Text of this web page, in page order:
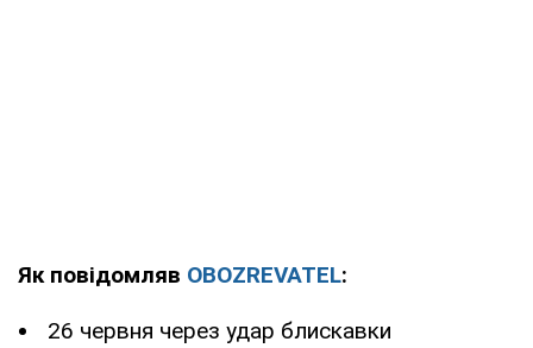
Як повідомляв OBOZREVATEL:
26 червня через удар блискавки